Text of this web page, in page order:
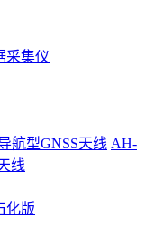
采集仪
航型GNSS天线 AH-
线
化版